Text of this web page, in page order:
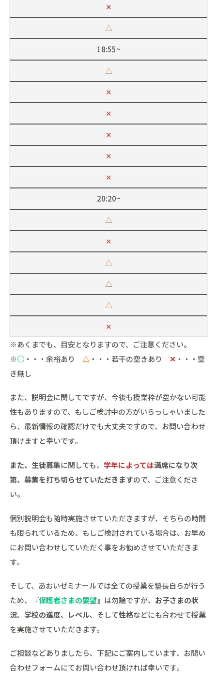
✕
△
18:55~
△
✕
✕
✕
✕
✕
20:20~
△
✕
△
△
△
✕
※あくまでも、目安となりますので、ご注意ください。
※○ ・・・余裕あり △ ・・・若干の空きあり ✕ ・・・空
き無し
また、説明会に関してですが、今後も授業枠が空かない可能
性もありますので、もしご検討中の方がいらっしゃいました
ら、最新情報の確認だけでも大丈夫ですので、お問い合わせ
頂けますと幸いです。
また、生徒募集に関しても、 学年によっては満席になり次
第、募集を打ち切らせていただきますので、ご注意くださ
い。
個別説明会も随時実施させていただきますが、そちらの時間
も限られているため、もしご検討されている場合は、お早め
にお問い合わせしていただく事をお勧めさせていただきま
す。
そして、あおいゼミナールでは全ての授業を塾長自らが行う
ため、『保護者さまの要望』は勿論ですが、 お子さまの状
況、 学校の進度、 レベル、そして性格などにも合わせて授業
を実施させていただきます。
ご相談などありましたら、下記にご案内しています、お問い
合わせフォームにてお問い合わせ頂ければ幸いです。